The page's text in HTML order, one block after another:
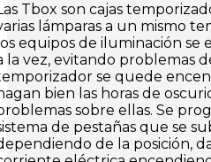
Tbox son cajas
lámparas a un mismo
equipos de iluminación se
la vez, evitando problemas
se quede
bien las horas de
sobre ellas. Se
de pestañas que se
de la posición,